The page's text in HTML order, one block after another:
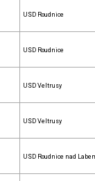
USD Roudnice
USD Roudnice
USD Veltrusy
USD Veltrusy
USD Roudnice nad